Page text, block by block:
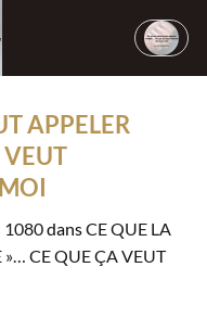
APPELER
VEUT
1080dansCE QUE LA
»… CE QUE ÇA VEUT